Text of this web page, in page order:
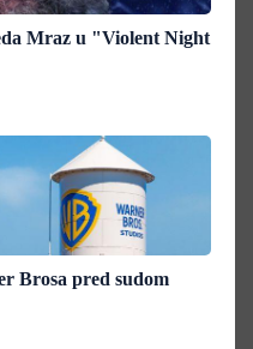
Mraz u "Violent Night
Brosa pred sudom